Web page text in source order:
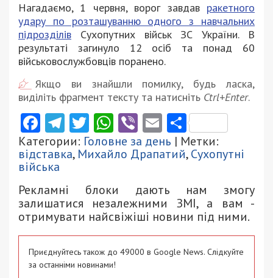
Нагадаємо, 1 червня, ворог завдав ракетного
удару по розташуванню одного з навчальних
підрозділів Сухопутних військ ЗС України. В
результаті загинуло 12 осіб та понад 60
військовослужбовців поранено.
Якщо ви знайшли помилку, будь ласка,
виділіть фрагмент тексту та натисніть Ctrl+Enter.
Facebook
Telegram
Twitter
WhatsApp
ViberEmail
Категории: Головне за день | Метки:
відставка, Михайло Драпатий,Сухопутні
війська
Рекламні блоки дають нам змогу
залишатися незалежними ЗМІ, а вам -
отримувати найсвіжіші новини під ними.
Приєднуйтесь також до 49000 в Google News. Слідкуйте
за останніми новинами!